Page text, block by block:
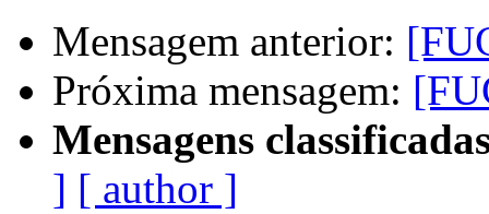
Mensagem anterior:
Próxima mensagem:
Mensagens
] [ author ]